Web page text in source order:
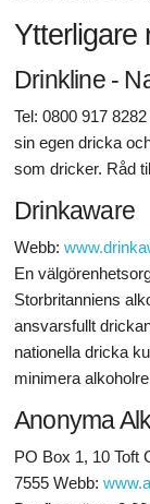
Ytterligare
Drinkline -
Tel: 0800 917
sin egen dricka
som dricker. Råd
Drinkaware
Webb:
En
Storbritanniens
ansvarsfullt
nationella dricka
minimera
Anonyma
PO Box 1, 10 Toft
7555 Webb: